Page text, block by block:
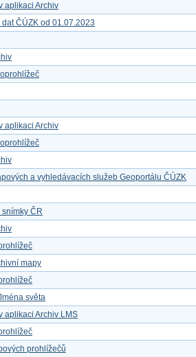
aplikaci Archiv
ČÚZK od 01.07.2023
aplikaci Archiv
a vyhledávacích služeb Geoportálu ČÚZK
ČR
mapy
světa
aplikaci Archiv LMS
prohlížečů